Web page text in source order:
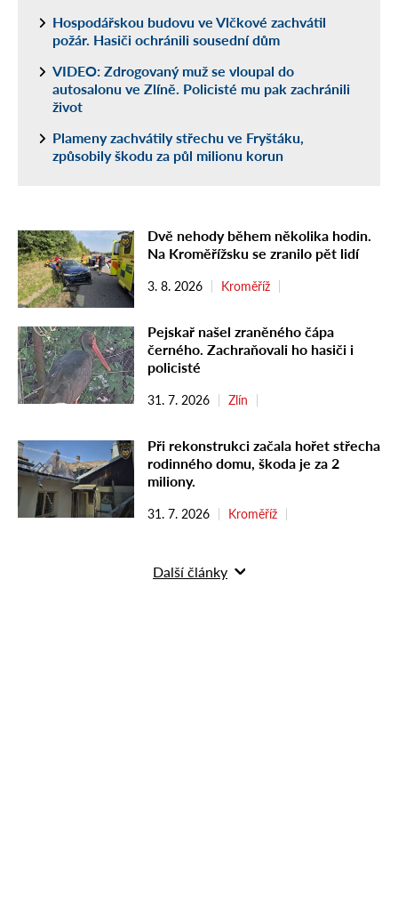
Hospodářskou budovu ve Vlčkové zachvátil
požár. Hasiči ochránili sousední dům
VIDEO: Zdrogovaný muž se vloupal do
autosalonu ve Zlíně. Policisté mu pak zachránili
život
Plameny zachvátily střechu ve Fryštáku,
způsobily škodu za půl milionu korun
Dvě nehody během několika hodin.
Na Kroměřížsku se zranilo pět lidí
3. 8. 2026 Kroměříž
Pejskař našel zraněného čápa
černého. Zachraňovali ho hasiči i
policisté
31. 7. 2026 Zlín
Při rekonstrukci začala hořet střecha
rodinného domu, škoda je za 2
miliony.
31. 7. 2026 Kroměříž
Další články